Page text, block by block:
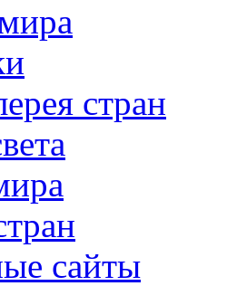
стран
сайты